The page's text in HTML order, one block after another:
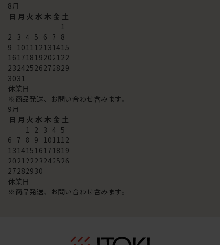
8月
日 月 火 水 木 金 土
1
2 3 4 5 6 7 8
9 101112131415
16171819202122
23242526272829
3031
休業日
※商品発送、お問い合わせ含みます。
9月
日 月 火 水 木 金 土
1 2 3 4 5
6 7 8 9 101112
13141516171819
20212223242526
27282930
休業日
※商品発送、お問い合わせ含みます。